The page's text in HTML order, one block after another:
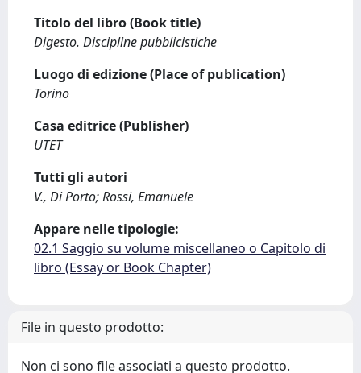
Titolo del libro (Book title)
Digesto. Discipline pubblicistiche
Luogo di edizione (Place of publication)
Torino
Casa editrice (Publisher)
UTET
Tutti gli autori
V., Di Porto; Rossi, Emanuele
Appare nelle tipologie:
02.1 Saggio su volume miscellaneo o Capitolo di
libro (Essay or Book Chapter)
File in questo prodotto:
Non ci sono file associati a questo prodotto.